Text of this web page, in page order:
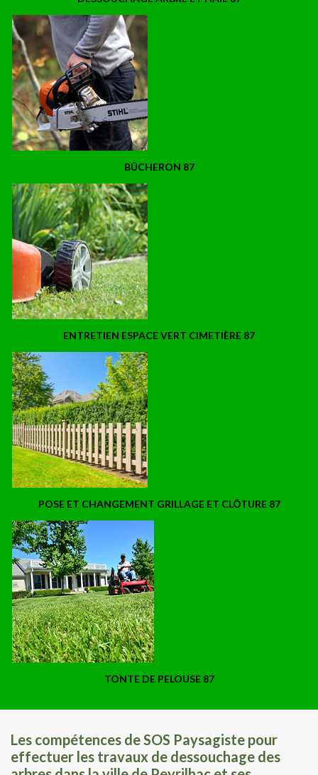
BÛCHERON 87
ENTRETIEN ESPACE VERT CIMETIÈRE 87
POSE ET CHANGEMENT GRILLAGE ET CLÔTURE 87
TONTE DE PELOUSE 87
Les compétences de SOS Paysagiste pour
effectuer les travaux de dessouchage des